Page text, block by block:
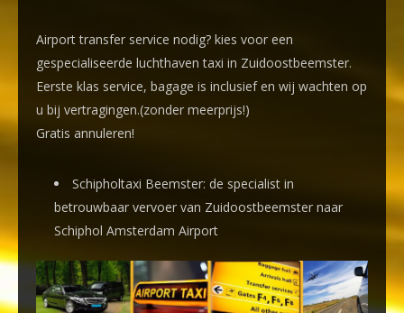
Airport transfer service nodig? kies voor een
gespecialiseerde luchthaven taxi in Zuidoostbeemster.
Eerste klas service, bagage is inclusief en wij wachten op
u bij vertragingen.(zonder meerprijs!)
Gratis annuleren!
Schipholtaxi Beemster: de specialist in
betrouwbaar vervoer van Zuidoostbeemster naar
Schiphol Amsterdam Airport